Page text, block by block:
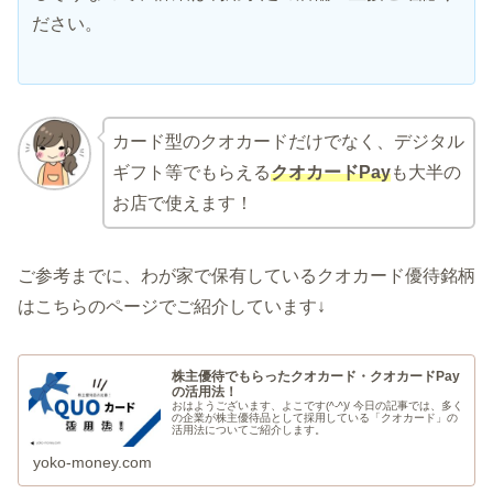
ださい。
カード型のクオカードだけでなく、デジタル
ギフト等でもらえるクオカードPayも大半の
お店で使えます！
ご参考までに、わが家で保有しているクオカード優待銘柄
はこちらのページでご紹介しています↓
株主優待でもらったクオカード・クオカードPay
の活用法！
おはようございます、よこです(^-^)/ 今日の記事では、多く
の企業が株主優待品として採用している「クオカード」の
活用法についてご紹介します。
yoko-money.com